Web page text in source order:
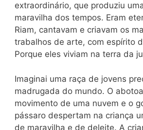
extraordinário, que produziu
maravilha dos tempos. Eram
Riam, cantavam e criavam os
trabalhos de arte, com espírito
Porque eles viviam na terra da
Imaginai uma raça de jovens
madrugada do mundo. O
movimento de uma nuvem e o
pássaro despertam na criança
de maravilha e de deleite. A